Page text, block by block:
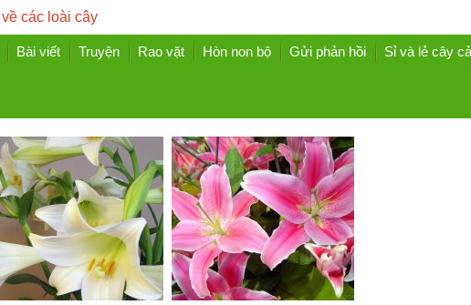
các loài cây
Bài viết Truyện Rao vặt Hòn non bộ Gửi phản hồi Sỉ và lẻ cây